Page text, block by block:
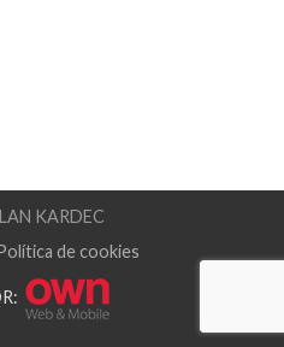
KARDEC
de cookies